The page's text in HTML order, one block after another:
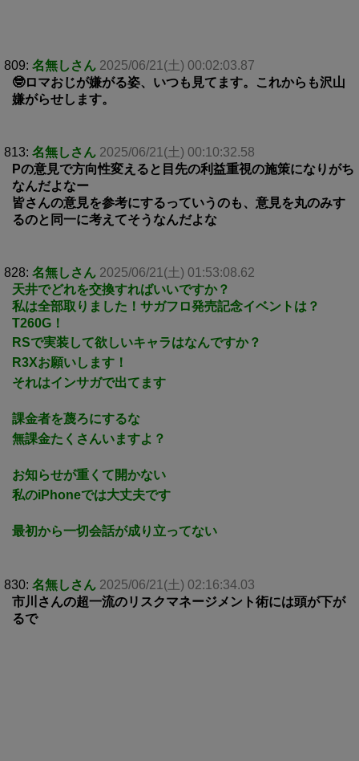
809: 名無しさん 2025/06/21(土) 00:02:03.87
🤓ロマおじが嫌がる姿、いつも見てます。これからも沢山
嫌がらせします。
813: 名無しさん 2025/06/21(土) 00:10:32.58
Pの意見で方向性変えると目先の利益重視の施策になりがち
なんだよなー
皆さんの意見を参考にするっていうのも、意見を丸のみす
るのと同一に考えてそうなんだよな
828: 名無しさん 2025/06/21(土) 01:53:08.62
天井でどれを交換すればいいですか？
私は全部取りました！サガフロ発売記念イベントは？
T260G！
RSで実装して欲しいキャラはなんですか？
R3Xお願いします！
それはインサガで出てます
課金者を蔑ろにするな
無課金たくさんいますよ？
お知らせが重くて開かない
私のiPhoneでは大丈夫です
最初から一切会話が成り立ってない
830: 名無しさん 2025/06/21(土) 02:16:34.03
市川さんの超一流のリスクマネージメント術には頭が下が
るで